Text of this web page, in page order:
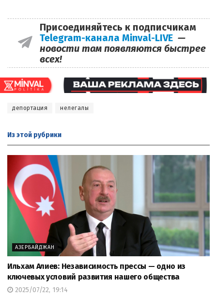
Присоединяйтесь к подписчикам
Telegram-канала Minval-LIVE —
новости там появляются быстрее
всех!
депортация нелегалы
Из этой рубрики
АЗЕРБАЙДЖАН
Ильхам Алиев: Независимость прессы — одно из
ключевых условий развития нашего общества
2025/07/22, 19:14